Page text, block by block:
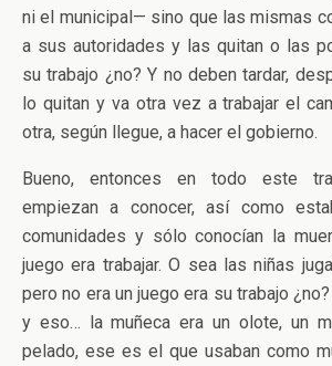
ni el municipal— sino que las mismas
a sus autoridades y las quitan o las
su trabajo ¿no? Y no deben tardar,
lo quitan y va otra vez a trabajar el
otra, según llegue, a hacer el gobierno.
Bueno, entonces en todo este
empiezan a conocer, así como
comunidades y sólo conocían la
juego era trabajar. O sea las niñas
pero no era un juego era su trabajo
y eso… la muñeca era un olote, un
pelado, ese es el que usaban como